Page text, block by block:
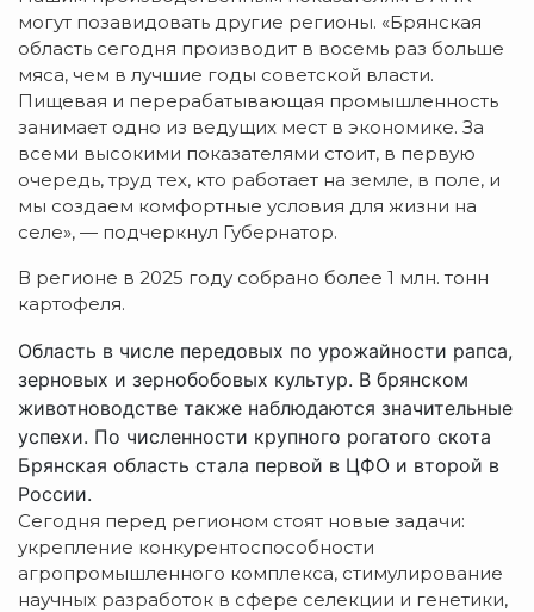
могут позавидовать другие регионы. «Брянская
область сегодня производит в восемь раз больше
мяса, чем в лучшие годы советской власти.
Пищевая и перерабатывающая промышленность
занимает одно из ведущих мест в экономике. За
всеми высокими показателями стоит, в первую
очередь, труд тех, кто работает на земле, в поле, и
мы создаем комфортные условия для жизни на
селе», — подчеркнул Губернатор.
В регионе в 2025 году собрано более 1 млн. тонн
картофеля.
Область в числе передовых по урожайности рапса,
зерновых и зернобобовых культур. В брянском
животноводстве также наблюдаются значительные
успехи. По численности крупного рогатого скота
Брянская область стала первой в ЦФО и второй в
России.
Сегодня перед регионом стоят новые задачи:
укрепление конкурентоспособности
агропромышленного комплекса, стимулирование
научных разработок в сфере селекции и генетики,